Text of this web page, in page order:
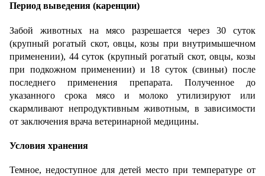
Период выведения (каренции)
Забой животных на мясо разрешается через 30 суток
(крупный рогатый скот, овцы, козы при внутримышечном
применении), 44 суток (крупный рогатый скот, овцы, козы
при подкожном применении) и 18 суток (свиньи) после
последнего применения препарата. Полученное до
указанного срока мясо и молоко утилизируют или
скармливают непродуктивным животным, в зависимости
от заключения врача ветеринарной медицины.
Условия хранения
Темное, недоступное для детей место при температуре от